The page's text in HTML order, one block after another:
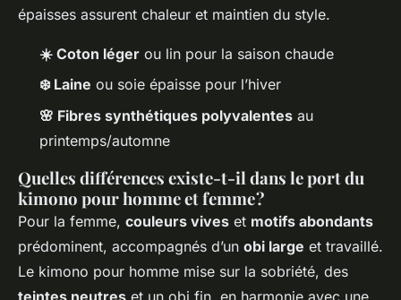
épaisses assurent chaleur et maintien du style.
☀️ Coton léger ou lin pour la saison chaude
❄️ Laine ou soie épaisse pour l’hiver
🌸 Fibres synthétiques polyvalentes au
printemps/automne
Quelles différences existe-t-il dans le port du
kimono pour homme et femme ?
Pour la femme, couleurs vives et motifs abondants
prédominent, accompagnés d’un obi large et travaillé.
Le kimono pour homme mise sur la sobriété, des
teintes neutres et un obi fin, en harmonie avec une